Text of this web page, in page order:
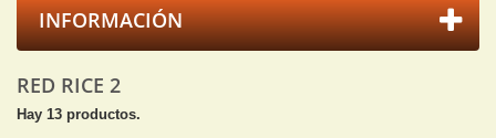
INFORMACIÓN
RED RICE 2
Hay 13 productos.